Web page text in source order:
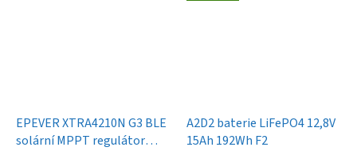
EPEVER XTRA4210N G3 BLE
solární MPPT regulátor
A2D2 baterie LiFePO4 12,8V
15Ah 192Wh F2